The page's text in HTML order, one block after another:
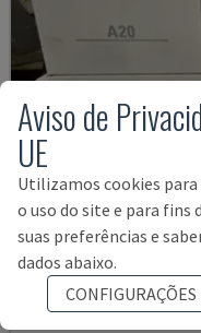
A20
CITIZEN - TORNO DE TIPO
ITÁLIA
Aviso de
UE
Utilizamos cookies
o uso do site e para fins
suas preferências e
dados abaixo.